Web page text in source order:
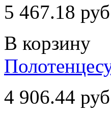
5 467.18
В корзину
4 906.44